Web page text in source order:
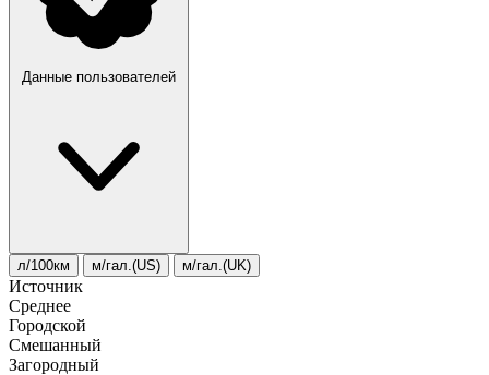
Данные пользователей
л/100км м/гал.(US) м/гал.(UK)
Источник
Среднее
Городской
Смешанный
Загородный